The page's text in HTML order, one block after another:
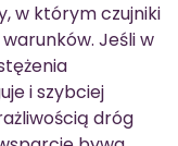
w którym czujniki
Jeśli w
i szybciej
dróg